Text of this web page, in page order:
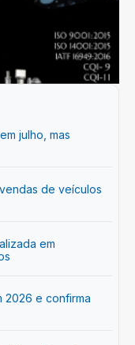
julho, mas
de veículos
em
2026 e confirma